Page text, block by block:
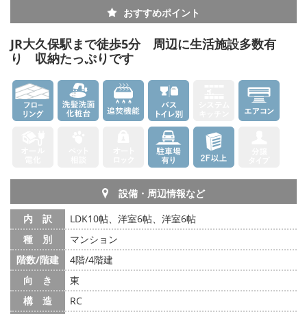
おすすめポイント
JR大久保駅まで徒歩5分 周辺に生活施設多数有
り 収納たっぷりです
設備・周辺情報など
内 訳
LDK10帖、洋室6帖、洋室6帖
種 別
マンション
階数/階建
4階/4階建
向 き
東
構 造
RC